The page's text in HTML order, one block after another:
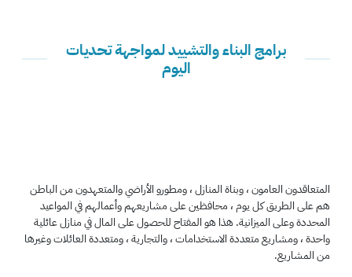
برامج البناء والتشييد لمواجهة تحديات
اليوم
المتعاقدون العامون ، وبناة المنازل ، ومطورو الأراضي والمتعهدون من الباطن
هم على الطريق كل يوم ، محافظين على مشاريعهم وأعمالهم في المواعيد
المحددة وعلى الميزانية. هذا هو المفتاح للحصول على المال في منازل عائلية
واحدة ، ومشاريع متعددة الاستخدامات ، والتجارية ، ومتعددة العائلات وغيرها
من المشاريع.